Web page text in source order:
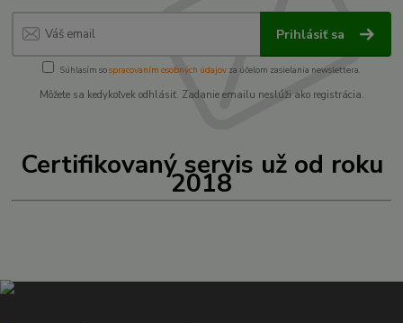
Prihlásiť sa
Súhlasím sospracovaním osobných údajov za účelom zasielania newslettera.
Môžete sa kedykoľvek odhlásiť. Zadanie emailu neslúži ako registrácia.
Certifikovaný servis už od roku
2018